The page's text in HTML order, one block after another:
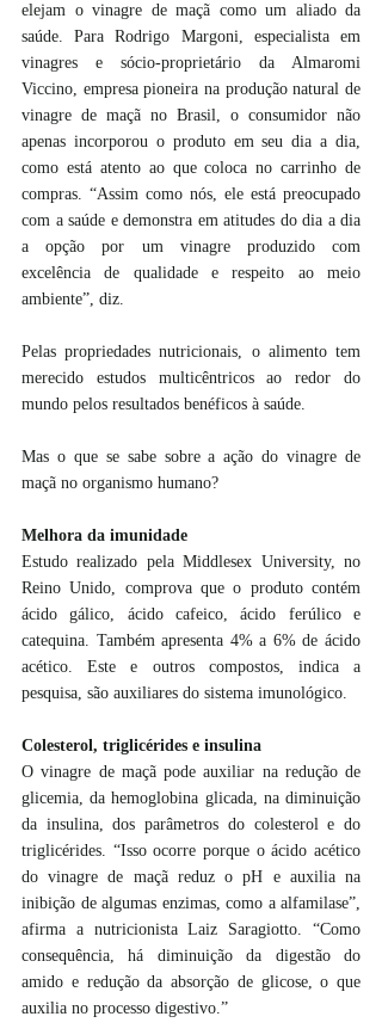
elejam o vinagre de maçã como um aliado da
saúde. Para Rodrigo Margoni, especialista em
vinagres e sócio-proprietário da Almaromi
Viccino, empresa pioneira na produção natural de
vinagre de maçã no Brasil, o consumidor não
apenas incorporou o produto em seu dia a dia,
como está atento ao que coloca no carrinho de
compras. “Assim como nós, ele está preocupado
com a saúde e demonstra em atitudes do dia a dia
a opção por um vinagre produzido com
excelência de qualidade e respeito ao meio
ambiente”, diz.
Pelas propriedades nutricionais, o alimento tem
merecido estudos multicêntricos ao redor do
mundo pelos resultados benéficos à saúde.
Mas o que se sabe sobre a ação do vinagre de
maçã no organismo humano?
Melhora da imunidade
Estudo realizado pela Middlesex University, no
Reino Unido, comprova que o produto contém
ácido gálico, ácido cafeico, ácido ferúlico e
catequina. Também apresenta 4% a 6% de ácido
acético. Este e outros compostos, indica a
pesquisa, são auxiliares do sistema imunológico.
Colesterol, triglicérides e insulina
O vinagre de maçã pode auxiliar na redução de
glicemia, da hemoglobina glicada, na diminuição
da insulina, dos parâmetros do colesterol e do
triglicérides. “Isso ocorre porque o ácido acético
do vinagre de maçã reduz o pH e auxilia na
inibição de algumas enzimas, como a alfamilase”,
afirma a nutricionista Laiz Saragiotto. “Como
consequência, há diminuição da digestão do
amido e redução da absorção de glicose, o que
auxilia no processo digestivo.”